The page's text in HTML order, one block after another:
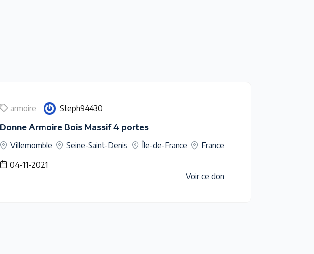
armoire Steph94430
Donne Armoire Bois Massif 4 portes
Villemomble Seine-Saint-Denis Île-de-France
France
04-11-2021
Voir ce don